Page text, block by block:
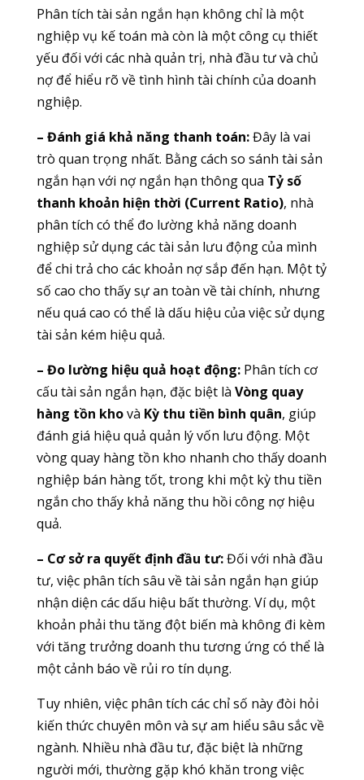
Phân tích tài sản ngắn hạn không chỉ là một
nghiệp vụ kế toán mà còn là một công cụ thiết
yếu đối với các nhà quản trị, nhà đầu tư và chủ
nợ để hiểu rõ về tình hình tài chính của doanh
nghiệp.
– Đánh giá khả năng thanh toán:Đây là vai
trò quan trọng nhất. Bằng cách so sánh tài sản
ngắn hạn với nợ ngắn hạn thông qua Tỷ số
thanh khoản hiện thời (Current Ratio), nhà
phân tích có thể đo lường khả năng doanh
nghiệp sử dụng các tài sản lưu động của mình
để chi trả cho các khoản nợ sắp đến hạn. Một tỷ
số cao cho thấy sự an toàn về tài chính, nhưng
nếu quá cao có thể là dấu hiệu của việc sử dụng
tài sản kém hiệu quả.
– Đo lường hiệu quả hoạt động:Phân tích cơ
cấu tài sản ngắn hạn, đặc biệt là Vòng quay
hàng tồn khovà Kỳ thu tiền bình quân, giúp
đánh giá hiệu quả quản lý vốn lưu động. Một
vòng quay hàng tồn kho nhanh cho thấy doanh
nghiệp bán hàng tốt, trong khi một kỳ thu tiền
ngắn cho thấy khả năng thu hồi công nợ hiệu
quả.
– Cơ sở ra quyết định đầu tư:Đối với nhà đầu
tư, việc phân tích sâu về tài sản ngắn hạn giúp
nhận diện các dấu hiệu bất thường. Ví dụ, một
khoản phải thu tăng đột biến mà không đi kèm
với tăng trưởng doanh thu tương ứng có thể là
một cảnh báo về rủi ro tín dụng.
Tuy nhiên, việc phân tích các chỉ số này đòi hỏi
kiến thức chuyên môn và sự am hiểu sâu sắc về
ngành. Nhiều nhà đầu tư, đặc biệt là những
người mới, thường gặp khó khăn trong việc